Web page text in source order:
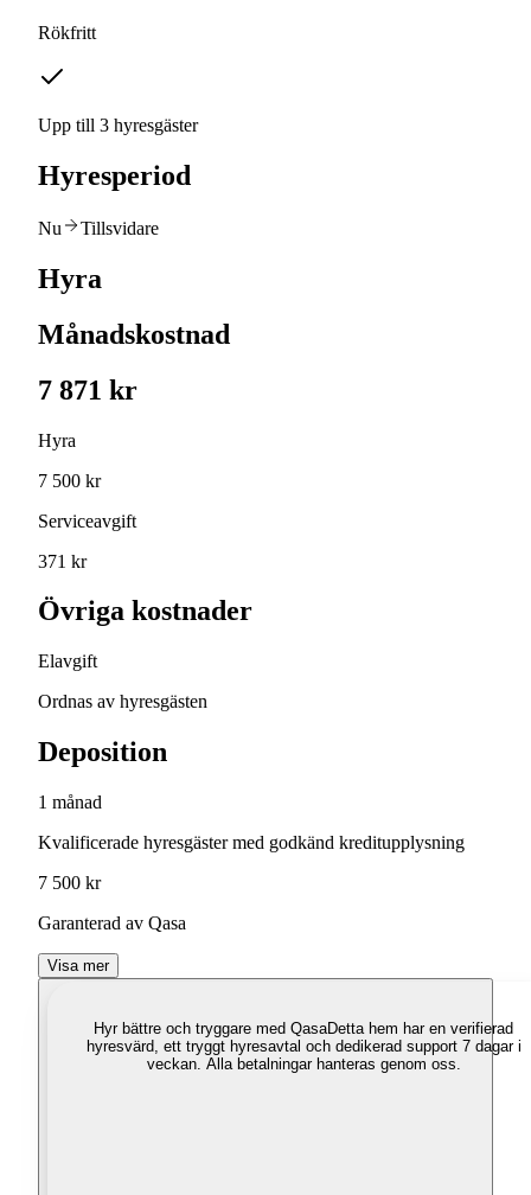
Rökfritt
Upp till 3 hyresgäster
Hyresperiod
Nu Tillsvidare
Hyra
Månadskostnad
7 871 kr
Hyra
7 500 kr
Serviceavgift
371 kr
Övriga kostnader
Elavgift
Ordnas av hyresgästen
Deposition
1 månad
Kvalificerade hyresgäster med godkänd kreditupplysning
7 500 kr
Garanterad av Qasa
Visa mer
Hyr bättre och tryggare med QasaDetta hem har en verifierad
hyresvärd, ett tryggt hyresavtal och dedikerad support 7 dagar i
veckan. Alla betalningar hanteras genom oss.